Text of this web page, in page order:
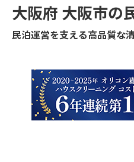
大阪府 大阪市の
民泊運営を支える高品質な